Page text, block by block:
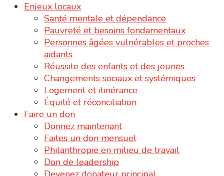
Enjeux locaux
Santé mentale et dépendance
Pauvreté et besoins fondamentaux
Personnes âgées vulnérables et proches
aidants
Réussite des enfants et des jeunes
Changements sociaux et systémiques
Logement et itinérance
Équité et réconciliation
Faire un don
Donnez maintenant
Faites un don mensuel
Philanthropie en milieu de travail
Don de leadership